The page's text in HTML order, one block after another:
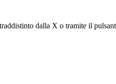
dalla X o tramite il